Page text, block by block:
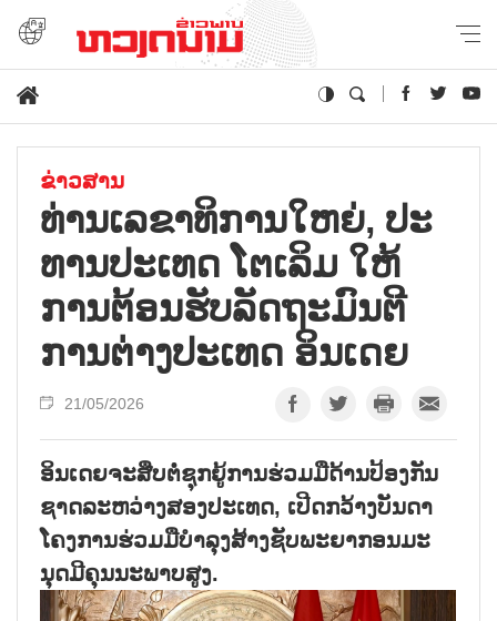
ຂ່າວສານ
ທ່ານ​ເລ​ຂາ​ທິ​ການ​ໃຫຍ່, ປະ​
ທານ​ປະ​ເທດ ໂຕ​ເລິມ ໃຫ້​
ການ​ຕ້ອນ​ຮັບ​ລັດ​ຖະ​ມົນ​ຕີ​
ການ​ຕ່າງ​ປະ​ເທດ ອິນ​ເດຍ
21/05/2026
ອິນ​ເດຍ​ຈະ​ສືບ​ຕໍ່​ຊຸກ​ຍູ້​ການ​ຮ່ວມ​ມື​ດ້ານ​ປ້ອງ​ກັນ​
ຊາດ​ລະ​ຫວ່າງ​ສອງ​ປະ​ເທດ, ເປີດກວ້າງ​ບັນ​ດາ​
ໂຄງ​ການ​ຮ່ວມ​ມື​ບຳ​ລຸງ​ສ້າງ​ຊັບ​ພະ​ຍາ​ກອນ​ມະ​
ນຸດ​ມີ​ຄຸນ​ນະ​ພາບ​ສູງ.